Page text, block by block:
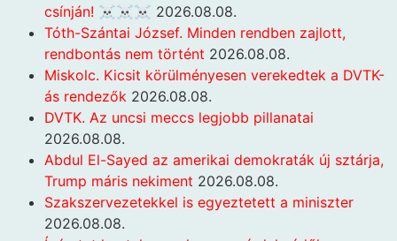
csínján! ☠️☠️☠️ 2026.08.08.
Tóth-Szántai József. Minden rendben zajlott,
rendbontás nem történt 2026.08.08.
Miskolc. Kicsit körülményesen verekedtek a DVTK-
ás rendezők 2026.08.08.
DVTK. Az uncsi meccs legjobb pillanatai
2026.08.08.
Abdul El-Sayed az amerikai demokraták új sztárja,
Trump máris nekiment 2026.08.08.
Szakszervezetekkel is egyeztetett a miniszter
2026.08.08.